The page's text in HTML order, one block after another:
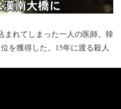
まれてしまった一人の医師。韓
を獲得した。15年に渡る殺人